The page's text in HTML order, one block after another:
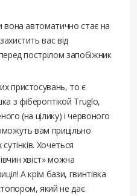
вона автоматично стає на
вас від
пострілом запобіжник
пристосувань, то є
з фібероптікой Truglo,
(на цілику) і червоного
вам прицільно
Хочеться
хвіст» можна
А крім бази, гвинтівка
який не дає